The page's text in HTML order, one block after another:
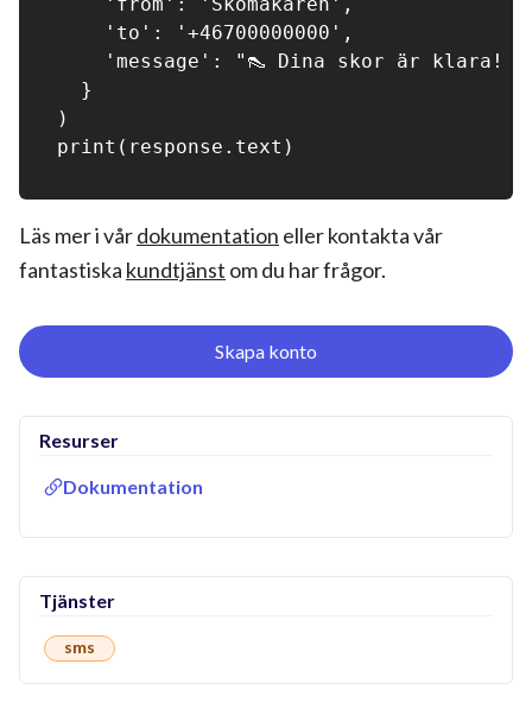
    'to': '+46700000000',
'message': "👠 Dina skor är klara!
  }
)
Läs mer i vårdokumentation eller kontakta vår
fantastiska kundtjänst om du har frågor.
Skapa konto
Resurser
Dokumentation
Tjänster
sms